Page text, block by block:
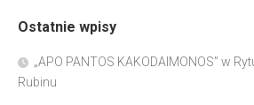
Ostatnie wpisy
„APO PANTOS KAKODAIMONOS” w
Rubinu